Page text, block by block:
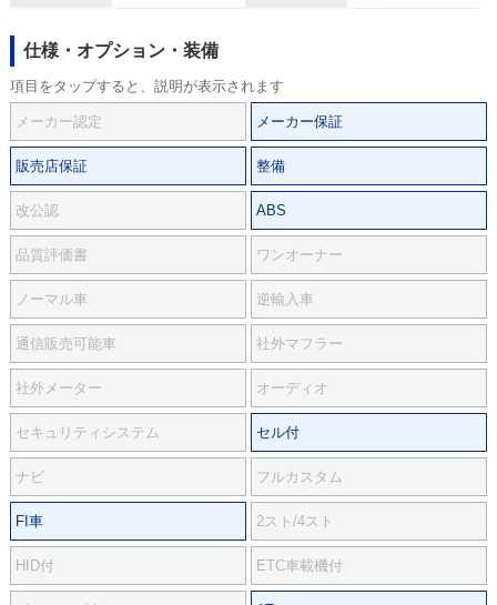
仕様・オプション・装備
項目をタップすると、説明が表示されます
メーカー認定 メーカー保証
販売店保証 整備
改公認 ABS
品質評価書 ワンオーナー
ノーマル車 逆輸入車
通信販売可能車 社外マフラー
社外メーター オーディオ
セキュリティシステム セル付
ナビ フルカスタム
FI車 2スト/4スト
HID付 ETC車載機付